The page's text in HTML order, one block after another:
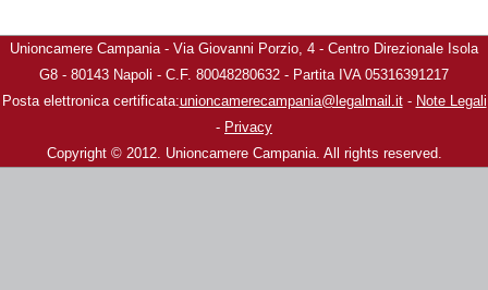
Unioncamere Campania - Via Giovanni Porzio, 4 - Centro Direzionale Isola
G8 - 80143 Napoli - C.F. 80048280632 - Partita IVA 05316391217
Posta elettronica certificata:unioncamerecampania@legalmail.it- Note Legali
- Privacy
Copyright © 2012. Unioncamere Campania. All rights reserved.